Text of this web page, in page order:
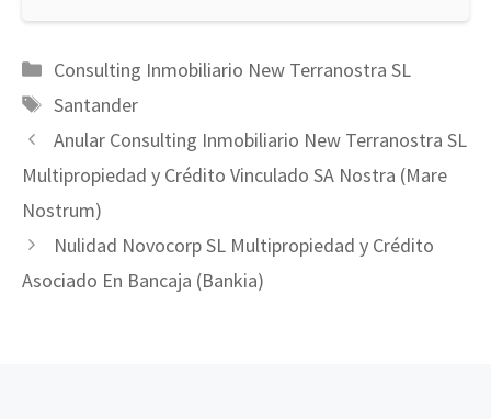
Categorías
Consulting Inmobiliario New Terranostra SL
Etiquetas
Santander
Anular Consulting Inmobiliario New Terranostra SL
Multipropiedad y Crédito Vinculado SA Nostra (Mare
Nostrum)
Nulidad Novocorp SL Multipropiedad y Crédito
Asociado En Bancaja (Bankia)